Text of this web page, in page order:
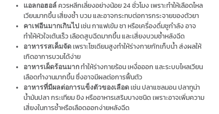
แอลกอฮอล์ ควรหลีกเลี่ยงอย่างน้อย 24 ชั่วโมง เพราะทำให้เลือดไหล
เวียนมากขึ้น เสี่ยงช้ำ บวม และอาจกระทบต่อการกระจายของตัวยา
คาเฟอีนมากเกินไป เช่น กาแฟเข้ม ชา หรือเครื่องดื่มชูกำลัง อาจ
ทำให้หัวใจเต้นเร็ว เลือดสูบฉีดมากขึ้น และเสี่ยงบวมช้ำหลังฉีด
อาหารรสเค็มจัด เพราะโซเดียมสูงทำให้ร่างกายกักเก็บน้ำ ส่งผลให้
เกิดอาการบวมได้ง่าย
อาหารเผ็ดร้อนมาก ทำให้ร่างกายร้อน เหงื่อออก และระบบไหลเวียน
เลือดทำงานมากขึ้น ซึ่งอาจมีผลต่อการฟื้นตัว
อาหารที่มีผลต่อการแข็งตัวของเลือด เช่น ปลาแซลมอน ปลาทูน่า
น้ำมันปลา กระเทียม ขิง หรืออาหารเสริมบางชนิด เพราะอาจเพิ่มความ
เสี่ยงในการช้ำหรือเลือดออกง่ายหลังฉีด